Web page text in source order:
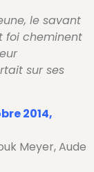
le savant
foi cheminent
sur ses
2014,
Meyer, Aude